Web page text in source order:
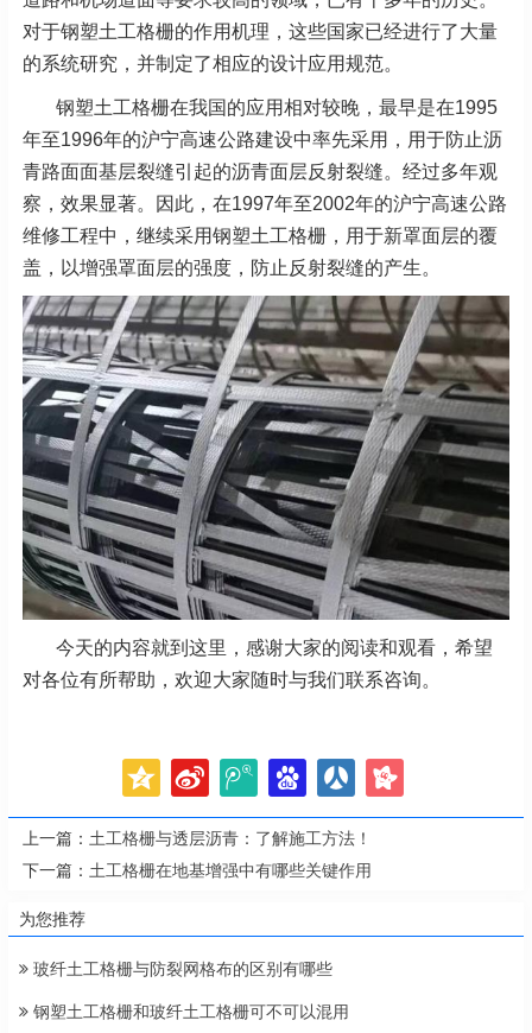
对于钢塑土工格栅的作用机理，这些国家已经进行了大量
的系统研究，并制定了相应的设计应用规范。
钢塑土工格栅在我国的应用相对较晚，最早是在1995
年至1996年的沪宁高速公路建设中率先采用，用于防止沥
青路面面基层裂缝引起的沥青面层反射裂缝。经过多年观
察，效果显著。因此，在1997年至2002年的沪宁高速公路
维修工程中，继续采用钢塑土工格栅，用于新罩面层的覆
盖，以增强罩面层的强度，防止反射裂缝的产生。
今天的内容就到这里，感谢大家的阅读和观看，希望
对各位有所帮助，欢迎大家随时与我们联系咨询。
上一篇： 土工格栅与透层沥青：了解施工方法！
下一篇： 土工格栅在地基增强中有哪些关键作用
为您推荐
玻纤土工格栅与防裂网格布的区别有哪些
钢塑土工格栅和玻纤土工格栅可不可以混用